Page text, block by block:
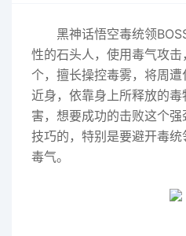
黑神话悟空毒统领
性的石头人，使用毒气攻
个，擅长操控毒雾，将周
近身，依靠身上所释放的
害，想要成功的击败这个
技巧的，特别是要避开毒
毒气。